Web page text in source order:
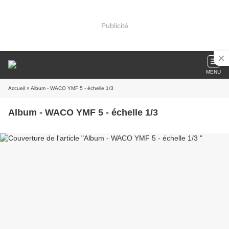
Publicité
MENU
Accueil » Album - WACO YMF 5 - échelle 1/3
Album - WACO YMF 5 - échelle 1/3